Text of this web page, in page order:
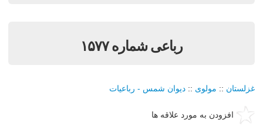
رباعی شماره ۱۵۷۷
غزلستان :: مولوی :: دیوان شمس - رباعیات
افزودن به مورد علاقه ها